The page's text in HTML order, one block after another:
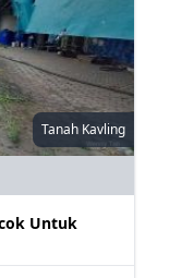
Tanah Kavling
Untuk